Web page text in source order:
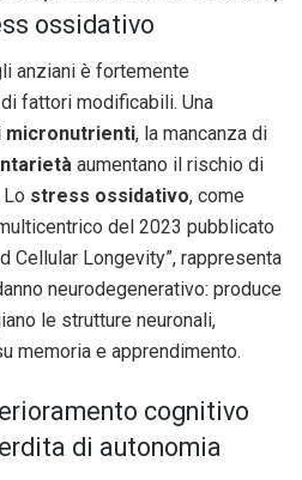
ossidativo
anziani è fortemente
fattori modificabili. Una
micronutrienti, la mancanza di
aumentano il rischio di
stress ossidativo, come
del 2023 pubblicato
Cellular Longevity”, rappresenta
neurodegenerativo: produce
le strutture neuronali,
memoria e apprendimento.
cognitivo
di autonomia